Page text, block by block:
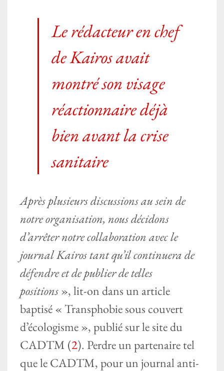
Le rédacteur en chef
de Kairos avait
montré son visage
réactionnaire déjà
bien avant la crise
sanitaire
Après plusieurs discussions au sein de
notre organisation, nous décidons
d’arrêter notre collaboration avec le
journal Kairos tant qu’il continuera de
défendre et de publier de telles
positions», lit-on dans un article
baptisé « Transphobie sous couvert
d’écologisme », publié sur le site du
CADTM (2). Perdre un partenaire tel
que le CADTM, pour un journal anti-